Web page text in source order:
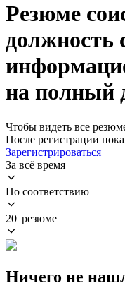
Резюме
должность
на полный
Чтобы видеть все
После регистрации
Зарегистрироваться
За всё время
По соответствию
20 резюме
Ничего не